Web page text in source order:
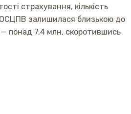
страхування, кількість
ОСЦПВ залишилася близькою до
— понад 7,4 млн, скоротившись